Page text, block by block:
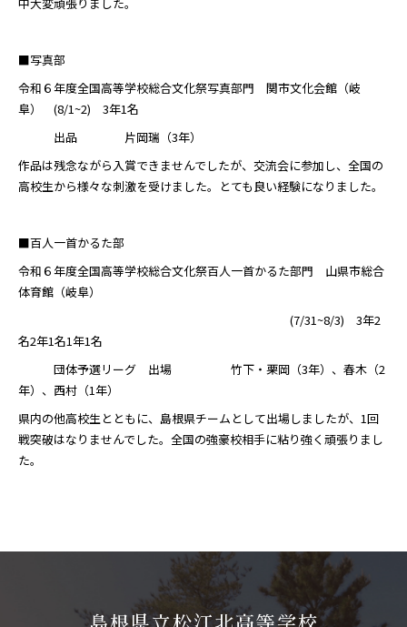
■写真部
令和６年度全国高等学校総合文化祭写真部門 関市文化会館（岐
阜） (8/1~2) 3年1名
出品 片岡瑞（3年）
作品は残念ながら入賞できませんでしたが、交流会に参加し、全国の
高校生から様々な刺激を受けました。とても良い経験になりました。
■百人一首かるた部
令和６年度全国高等学校総合文化祭百人一首かるた部門 山県市総合
体育館（岐阜）
(7/31~8/3) 3年2
名2年1名1年1名
団体予選リーグ 出場 竹下・栗岡（3年）、春木（2
年）、西村（1年）
県内の他高校生とともに、島根県チームとして出場しましたが、1回
戦突破はなりませんでした。全国の強豪校相手に粘り強く頑張りまし
た。
島根県立松江北高等学校